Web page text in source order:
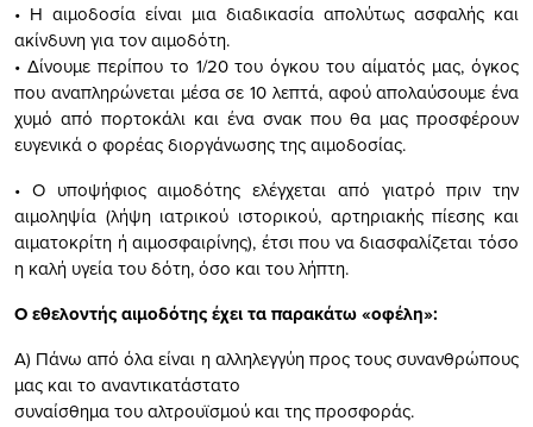
• Η αιμοδοσία είναι μια διαδικασία απολύτως ασφαλής και
ακίνδυνη για τον αιμοδότη.
• Δίνουμε περίπου το 1/20 του όγκου του αίματός μας, όγκος
που αναπληρώνεται μέσα σε 10 λεπτά, αφού απολαύσουμε ένα
χυμό από πορτοκάλι και ένα σνακ που θα μας προσφέρουν
ευγενικά ο φορέας διοργάνωσης τηςαιμοδοσίας.
• Ο υποψήφιος αιμοδότης ελέγχεται από γιατρό πριν την
αιμοληψία (λήψη ιατρικού ιστορικού, αρτηριακής πίεσης και
αιματοκρίτη ή αιμοσφαιρίνης), έτσι που να διασφαλίζεται τόσο
η καλή υγεία του δότη, όσο και του λήπτη.
Ο εθελοντής αιμοδότης έχει τα παρακάτω «οφέλη»:
Α) Πάνω από όλα είναι η αλληλεγγύη προς τους συνανθρώπους
μας και το αναντικατάστατο
συναίσθημα του αλτρουϊσμού και της προσφοράς.